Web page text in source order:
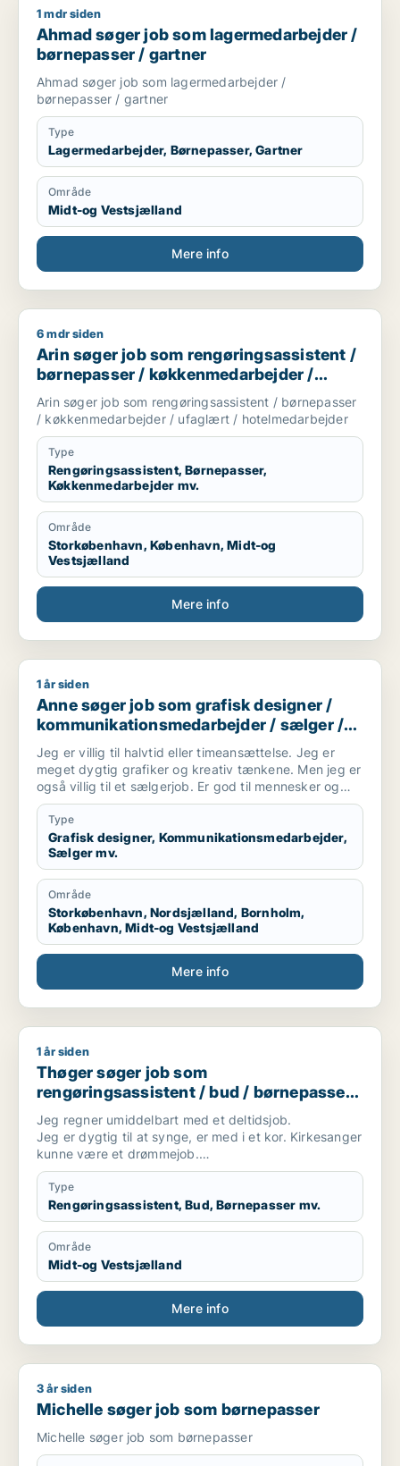
Ahmad søger job som lagermedarbejder / børnepasser /
1 mdr siden
Ahmad søger job som lagermedarbejder /
børnepasser / gartner
Ahmad søger job som lagermedarbejder /
børnepasser / gartner
Type
Lagermedarbejder, Børnepasser, Gartner
Område
Midt-og Vestsjælland
Mere info
Arin søger job som rengøringsassistent / børnepasser /
6 mdr siden
Arin søger job som rengøringsassistent /
børnepasser / køkkenmedarbejder /
ufaglært / hotelmedarbejder
Arin søger job som rengøringsassistent / børnepasser
/ køkkenmedarbejder / ufaglært / hotelmedarbejder
Type
Rengøringsassistent, Børnepasser,
Køkkenmedarbejder mv.
Område
Storkøbenhavn, København, Midt-og
Vestsjælland
Mere info
Anne søger job som grafisk designer /
1 år siden
Anne søger job som grafisk designer /
kommunikationsmedarbejder / sælger /
kreativ medarbejder / børnepasser
Jeg er villig til halvtid eller timeansættelse. Jeg er
meget dygtig grafiker og kreativ tænkene. Men jeg er
også villig til et sælgerjob. Er god til mennesker og
folk kan lide mig. Jeg har tre børn og elsker dem. Så
tænker også evt. et job i en kreativ børnehave,
efterskole undervisning eller andet formidling vil jeg
være god til.
Type
Grafisk designer, Kommunikationsmedarbejder,
Sælger mv.
Område
Storkøbenhavn, Nordsjælland, Bornholm,
København, Midt-og Vestsjælland
Mere info
Thøger søger job som rengøringsassistent / bud /
1 år siden
Thøger søger job som
rengøringsassistent / bud / børnepasser /
ufaglært
Jeg regner umiddelbart med et deltidsjob.
Jeg er dygtig til at synge, er med i et kor. Kirkesanger
kunne være et drømmejob.
Overvågning i eget hjem af personer med
vejrtrækningsproblematikker kunne også være en ide.
Måske et budjob. Det ahr jeg aldrig prøvet men jeg
kører bil.
Type
Rengøringsassistent, Bud, Børnepasser mv.
Område
Midt-og Vestsjælland
Mere info
Michelle søger job som børnepasser
3 år siden
Michelle søger job som børnepasser
Michelle søger job som børnepasser